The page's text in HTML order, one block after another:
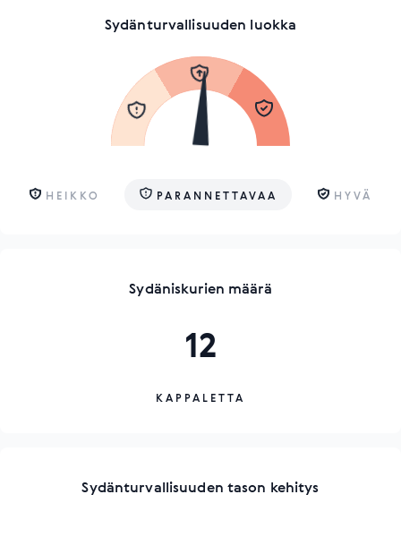
Sydänturvallisuuden luokka
HEIKKO PARANNETTAVAA HYVÄ
Sydäniskurien määrä
12
KAPPALETTA
Sydänturvallisuuden tason kehitys